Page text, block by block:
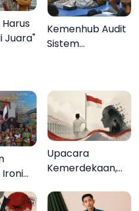
Kalender Event
2026
Juara"
Kemenhub Audit
Sistem
Mutiara Sentosa
II
Ironi
Tidak
Upacara
Kemerdekaan,
Melupakan